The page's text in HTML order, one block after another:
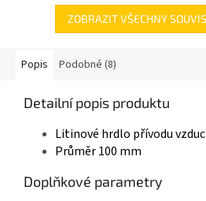
ZOBRAZIT VŠECHNY
Popis Podobné (8)
Detailní popis produktu
Litinové hrdlo přívodu
Průměr 100 mm
Doplňkové parametry